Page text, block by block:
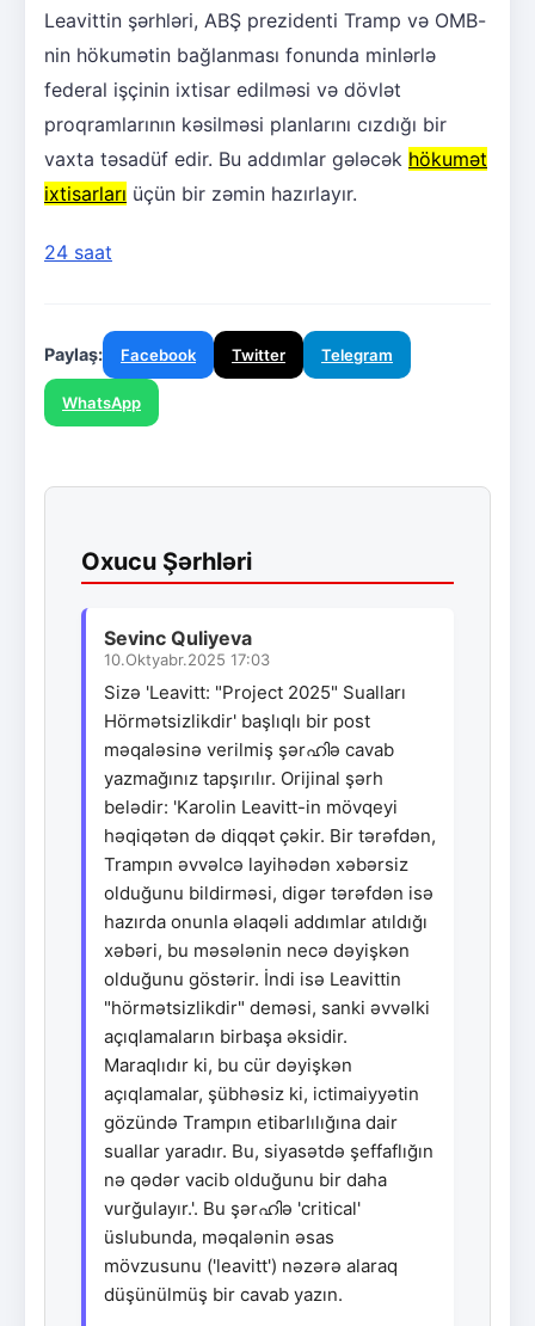
Leavittin şərhləri, ABŞ prezidenti Tramp və OMB-
nin hökumətin bağlanması fonunda minlərlə
federal işçinin ixtisar edilməsi və dövlət
proqramlarının kəsilməsi planlarını cızdığı bir
vaxta təsadüf edir. Bu addımlar gələcək hökumət
ixtisarları üçün bir zəmin hazırlayır.
24 saat
Paylaş: Facebook Twitter Telegram
WhatsApp
Oxucu Şərhləri
Sevinc Quliyeva
10.Oktyabr.2025 17:03
Sizə 'Leavitt: "Project 2025" Sualları
Hörmətsizlikdir' başlıqlı bir post
məqaləsinə verilmiş şərഹിə cavab
yazmağınız tapşırılır. Orijinal şərh
belədir: 'Karolin Leavitt-in mövqeyi
həqiqətən də diqqət çəkir. Bir tərəfdən,
Trampın əvvəlcə layihədən xəbərsiz
olduğunu bildirməsi, digər tərəfdən isə
hazırda onunla əlaqəli addımlar atıldığı
xəbəri, bu məsələnin necə dəyişkən
olduğunu göstərir. İndi isə Leavittin
"hörmətsizlikdir" deməsi, sanki əvvəlki
açıqlamaların birbaşa əksidir.
Maraqlıdır ki, bu cür dəyişkən
açıqlamalar, şübhəsiz ki, ictimaiyyətin
gözündə Trampın etibarlılığına dair
suallar yaradır. Bu, siyasətdə şeffaflığın
nə qədər vacib olduğunu bir daha
vurğulayır.'. Bu şərഹിə 'critical'
üslubunda, məqalənin əsas
mövzusunu ('leavitt') nəzərə alaraq
düşünülmüş bir cavab yazın.